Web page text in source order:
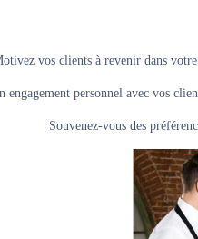
vos clients à revenir dans
engagement personnel avec vos
Souvenez-vous des